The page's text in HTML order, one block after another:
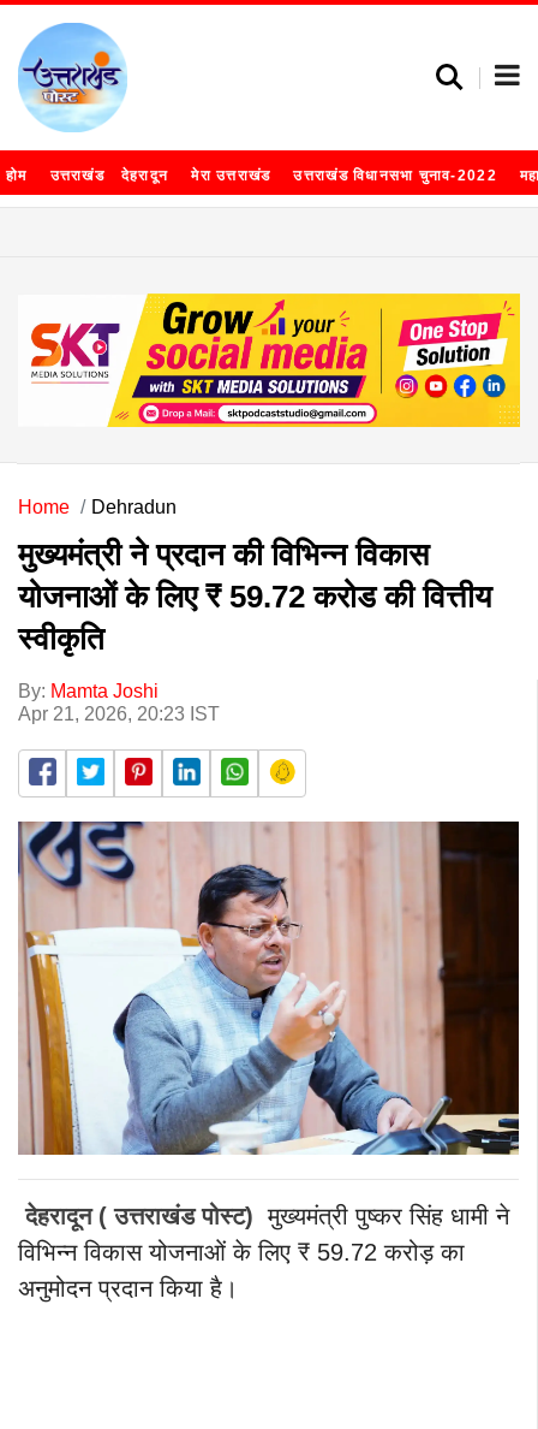
होम उत्तराखंड देहरादून मेरा उत्तराखंड उत्तराखंड विधानसभा चुनाव-2022
Home Dehradun
मुख्यमंत्री ने प्रदान की विभिन्न विकास
योजनाओं के लिए ₹ 59.72 करोड की वित्तीय
स्वीकृति
By: Mamta Joshi
Apr 21, 2026, 20:23 IST
देहरादून ( उत्तराखंड पोस्ट) मुख्यमंत्री पुष्कर सिंह धामी ने
विभिन्न विकास योजनाओं के लिए ₹ 59.72 करोड़ का
अनुमोदन प्रदान किया है।